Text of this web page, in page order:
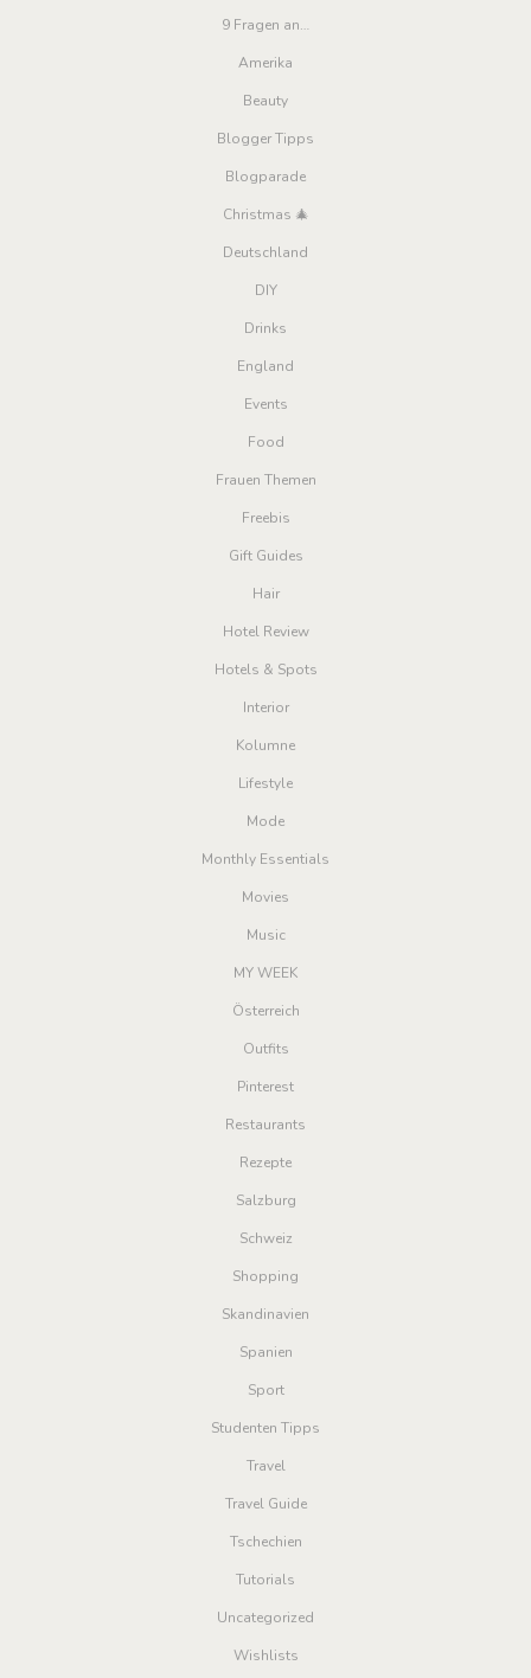
9 Fragen an…
Amerika
Beauty
Blogger Tipps
Blogparade
Christmas 🎄
Deutschland
DIY
Drinks
England
Events
Food
Frauen Themen
Freebis
Gift Guides
Hair
Hotel Review
Hotels & Spots
Interior
Kolumne
Lifestyle
Mode
Monthly Essentials
Movies
Music
MY WEEK
Österreich
Outfits
Pinterest
Restaurants
Rezepte
Salzburg
Schweiz
Shopping
Skandinavien
Spanien
Sport
Studenten Tipps
Travel
Travel Guide
Tschechien
Tutorials
Uncategorized
Wishlists